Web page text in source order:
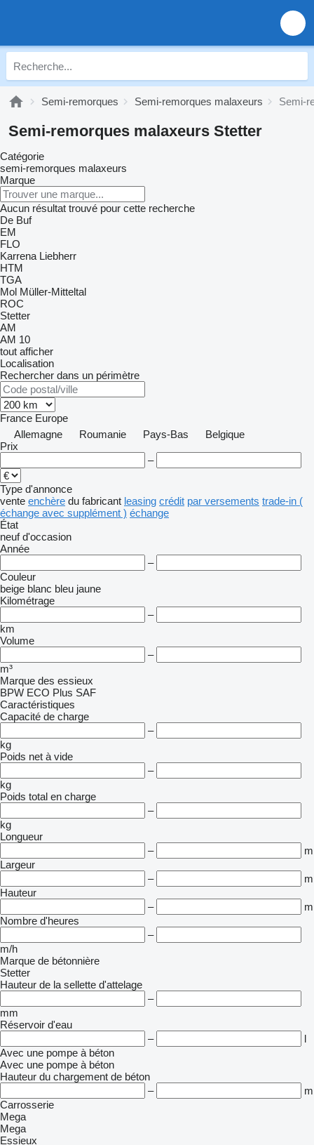
Semi-remorques Semi-remorques malaxeurs Semi-
Semi-remorques malaxeurs Stetter
Catégorie
semi-remorques malaxeurs
Marque
Aucun résultat trouvé pour cette recherche
De Buf
EM
FLO
Karrena Liebherr
HTM
TGA
Mol Müller-Mitteltal
ROC
Stetter
AM
AM 10
tout afficher
Localisation
Rechercher dans un périmètre
France Europe
Allemagne
Roumanie Pays-Bas
Belgique
Prix
–
Type d'annonce
vente enchère du fabricant leasing crédit par versements trade-in (
échange avec supplément ) échange
État
neuf d'occasion
Année
–
Couleur
beige blanc bleu jaune
Kilométrage
–
km
Volume
–
m³
Marque des essieux
BPW ECO Plus SAF
Caractéristiques
Capacité de charge
–
kg
Poids net à vide
–
kg
Poids total en charge
–
kg
Longueur
–
m
Largeur
–
m
Hauteur
–
m
Nombre d'heures
–
m/h
Marque de bétonnière
Stetter
Hauteur de la sellette d'attelage
–
mm
Réservoir d'eau
–
l
Avec une pompe à béton
Avec une pompe à béton
Hauteur du chargement de béton
–
m
Carrosserie
Mega
Mega
Essieux